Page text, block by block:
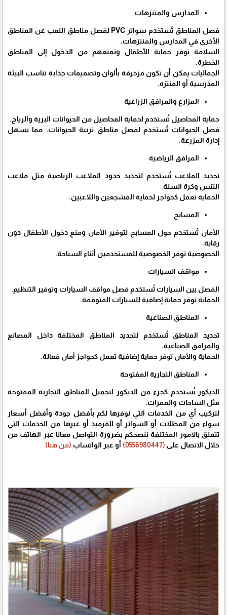
المدارس والمتنزهات
فصل المناطق تُستخدم سواتر PVC لفصل مناطق اللعب عن المناطق
الأخرى في المدارس والمنتزهات.
السلامة توفر حماية الأطفال وتمنعهم من الدخول إلى المناطق
الخطرة.
الجماليات يمكن أن تكون مزخرفة بألوان وتصميمات جذابة تناسب البيئة
المدرسية أو المنتزه.
المزارع والمرافق الزراعية
حماية المحاصيل تُستخدم لحماية المحاصيل من الحيوانات البرية والرياح.
فصل الحيوانات تُستخدم لفصل مناطق تربية الحيوانات، مما يسهل
إدارة المزرعة.
المرافق الرياضية
تحديد الملاعب تُستخدم لتحديد حدود الملاعب الرياضية مثل ملاعب
التنس وكرة السلة.
الحماية تعمل كحواجز لحماية المشجعين واللاعبين.
المسابح
الأمان تُستخدم حول المسابح لتوفير الأمان ومنع دخول الأطفال دون
رقابة.
الخصوصية توفر الخصوصية للمستخدمين أثناء السباحة.
مواقف السيارات
الفصل بين السيارات تُستخدم فصل مواقف السيارات وتوفير التنظيم.
الحماية توفر حماية إضافية للسيارات المتوقفة.
المناطق الصناعية
تحديد المناطق تُستخدم لتحديد المناطق المختلفة داخل المصانع
والمرافق الصناعية.
الحماية والأمان توفر حماية إضافية تعمل كحواجز أمان فعالة.
المناطق التجارية المفتوحة
الديكور تُستخدم كجزء من الديكور لتجميل المناطق التجارية المفتوحة
مثل الساحات والممرات.
لتركيب أي من الخدمات التي نوفرها لكم بأفضل جودة وأفضل أسعار
سواء من المظلات أو السواتر أو القرميد أو غيرها من الخدمات التي
تتعلق بالامور المختلفة ننصحكم بضرورة التواصل معانا عبر الهاتف من
خلال الاتصال على (0556980447) أو عبر الواتساب (من هنا)